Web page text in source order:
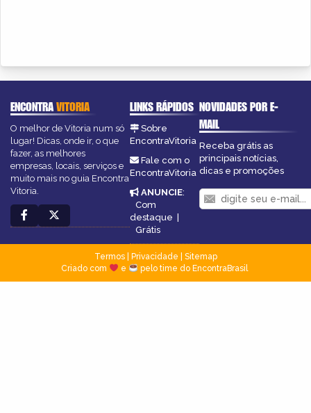
ENCONTRAVITORIA
O melhor de Vitoria num só
lugar! Dicas, onde ir, o que
fazer, as melhores
empresas, locais, serviços e
muito mais no guia Encontra
Vitoria.
LINKS RÁPIDOS
Sobre
EncontraVitoria
Fale com o
EncontraVitoria
ANUNCIE:
Com
destaque |
Grátis
NOVIDADES POR E-
MAIL
Receba grátis as
principais notícias,
dicas e promoções
Termos| Privacidade
Sitemap
Criado com
e pelo time do EncontraBrasil